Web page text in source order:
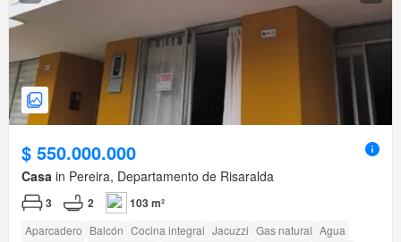
$ 550.000.000
Casa in Pereira, Departamento de Risaralda
3 2 103 m²
Aparcadero Balcón Cocina integral Jacuzzi Gas natural Agua